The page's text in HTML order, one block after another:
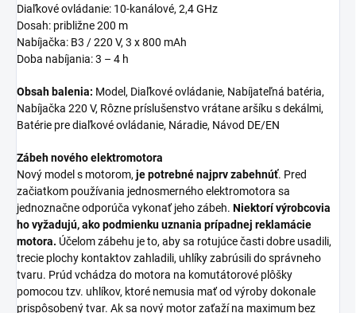
Diaľkové ovládanie: 10-kanálové, 2,4 GHz
Dosah: približne 200 m
Nabíjačka: B3 / 220 V, 3 x 800 mAh
Doba nabíjania: 3 – 4 h
Obsah balenia: Model, Diaľkové ovládanie, Nabíjateľná batéria,
Nabíjačka 220 V, Rôzne príslušenstvo vrátane aršíku s dekálmi,
Batérie pre diaľkové ovládanie, Náradie, Návod DE/EN
Zábeh nového elektromotora
Nový model s motorom, je potrebné najprv zabehnúť. Pred
začiatkom používania jednosmerného elektromotora sa
jednoznačne odporúča vykonať jeho zábeh. Niektorí výrobcovia
ho vyžadujú, ako podmienku uznania prípadnej reklamácie
motora. Účelom zábehu je to, aby sa rotujúce časti dobre usadili,
trecie plochy kontaktov zahladili, uhlíky zabrúsili do správneho
tvaru. Prúd vchádza do motora na komutátorové plôšky
pomocou tzv. uhlíkov, ktoré nemusia mať od výroby dokonale
prispôsobený tvar. Ak sa nový motor zaťaží na maximum bez